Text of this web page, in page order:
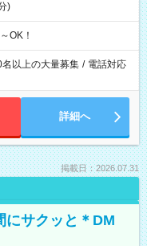
)
OK！
名以上の大量募集 / 電話対応
詳細へ
掲載日：2026.07.31
にサクッと＊DM